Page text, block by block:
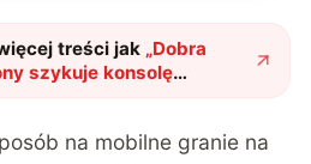
treści jak „Dobra
szykuje konsolę
– to nie będzie
na mobilne granie na